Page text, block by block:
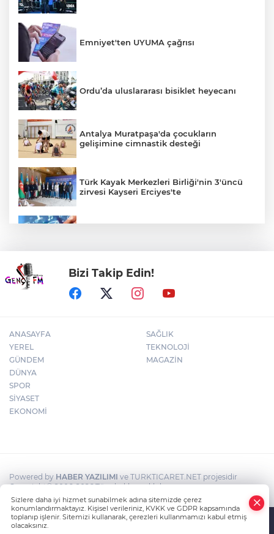
Emniyet'ten UYUMA çağrısı
Ordu’da uluslararası bisiklet heyecanı
Antalya Muratpaşa'da çocukların
gelişimine cimnastik desteği
Türk Kayak Merkezleri Birliği'nin 3'üncü
zirvesi Kayseri Erciyes'te
Edirne Keşan'da internet üzerinden
'emniyet kemeri' dolandırıcılığı
Bizi Takip Edin!
ANASAYFA
YEREL
GÜNDEM
DÜNYA
SPOR
SİYASET
EKONOMİ
SAĞLIK
TEKNOLOJİ
MAGAZİN
Powered by HABER YAZILIMI ve TURKTICARET.NET projesidir
Copyright© 2006-2026 Tüm hakları saklıdır.
Sizlere daha iyi hizmet sunabilmek adına sitemizde çerez
konumlandırmaktayız. Kişisel verileriniz, KVKK ve GDPR kapsamında
toplanıp işlenir. Sitemizi kullanarak, çerezleri kullanmamızı kabul etmiş
olacaksınız.